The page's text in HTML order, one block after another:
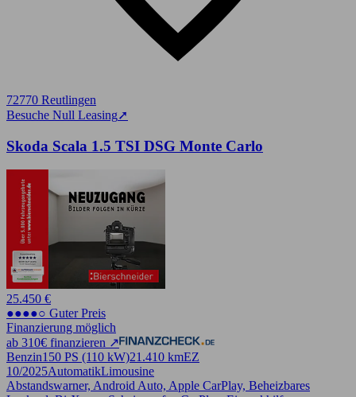
72770 Reutlingen
Besuche Null Leasing➚
Skoda Scala 1.5 TSI DSG Monte Carlo
25.450 €
●●●●○ Guter Preis
Finanzierung möglich
ab 310€ finanzieren ↗
Benzin150 PS (110 kW)21.410 kmEZ
10/2025AutomatikLimousine
Abstandswarner, Android Auto, Apple CarPlay, Beheizbares